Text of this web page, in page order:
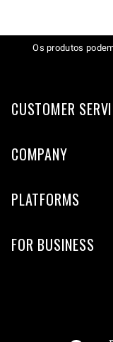
Os produtos
CUSTOMER
COMPANY
PLATFORMS
FOR BUSINESS